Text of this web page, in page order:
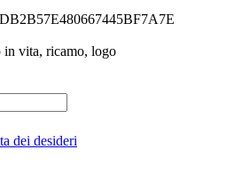
in vita, ricamo, logo
dei desideri